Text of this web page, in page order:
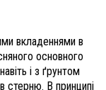
вкладеннями в
основного
і з ґрунтом
стерню. В принципі